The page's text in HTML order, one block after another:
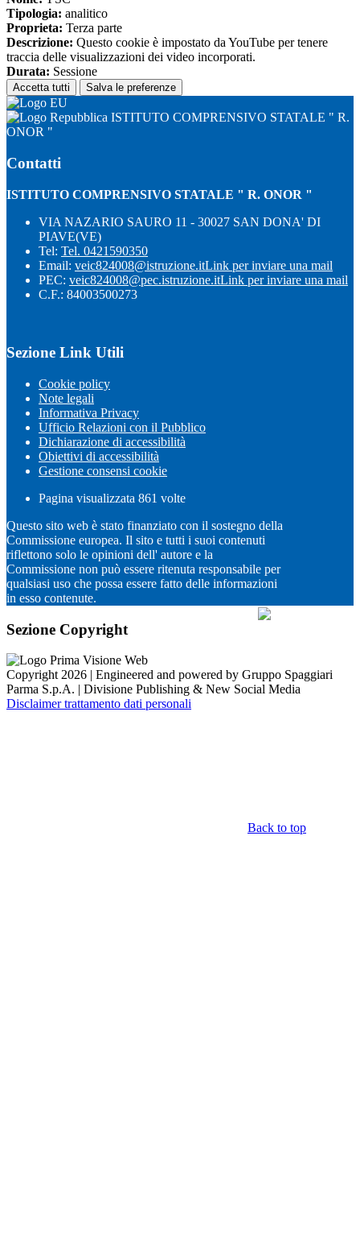
Tipologia: analitico
Proprieta: Terza parte
Descrizione: Questo cookie è impostato da YouTube per tenere
traccia delle visualizzazioni dei video incorporati.
Durata: Sessione
Accetta tutti Salva le preferenze
ISTITUTO COMPRENSIVO STATALE " R.
ONOR "
Contatti
ISTITUTO COMPRENSIVO STATALE " R. ONOR "
VIA NAZARIO SAURO 11 - 30027 SAN DONA' DI
PIAVE(VE)
Tel: Tel. 0421590350
Email: veic824008@istruzione.itLink per inviare una mail
PEC: veic824008@pec.istruzione.itLink per inviare una mail
C.F.: 84003500273
Sezione Link Utili
Cookie policy
Note legali
Informativa Privacy
Ufficio Relazioni con il Pubblico
Dichiarazione di accessibilità
Obiettivi di accessibilità
Gestione consensi cookie
Pagina visualizzata 861 volte
Questo sito web è stato finanziato con il sostegno della
Commissione europea. Il sito e tutti i suoi contenuti
riflettono solo le opinioni dell' autore e la
Commissione non può essere ritenuta responsabile per
qualsiasi uso che possa essere fatto delle informazioni
in esso contenute.
Sezione Copyright
Copyright 2026 | Engineered and powered by Gruppo Spaggiari
Parma S.p.A. | Divisione Publishing & New Social Media
Disclaimer trattamento dati personali
Back to top